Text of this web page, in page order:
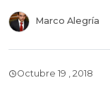
Marco Alegría
Octubre 19 , 2018